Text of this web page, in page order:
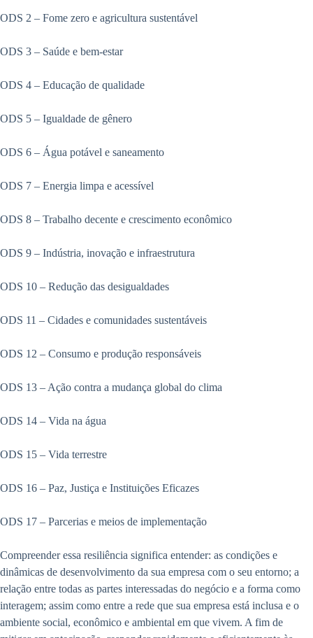
ODS 2 – Fome zero e agricultura sustentável
ODS 3 – Saúde e bem-estar
ODS 4 – Educação de qualidade
ODS 5 – Igualdade de gênero
ODS 6 – Água potável e saneamento
ODS 7 – Energia limpa e acessível
ODS 8 – Trabalho decente e crescimento econômico
ODS 9 – Indústria, inovação e infraestrutura
ODS 10 – Redução das desigualdades
ODS 11 – Cidades e comunidades sustentáveis
ODS 12 – Consumo e produção responsáveis
ODS 13 – Ação contra a mudança global do clima
ODS 14 – Vida na água
ODS 15 – Vida terrestre
ODS 16 – Paz, Justiça e Instituições Eficazes
ODS 17 – Parcerias e meios de implementação
Compreender essa resiliência significa entender: as condições e
dinâmicas de desenvolvimento da sua empresa com o seu entorno; a
relação entre todas as partes interessadas do negócio e a forma como
interagem; assim como entre a rede que sua empresa está inclusa e o
ambiente social, econômico e ambiental em que vivem. A fim de